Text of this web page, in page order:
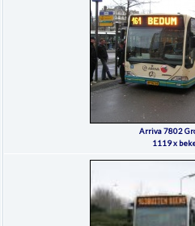
Arriva 7802
1119 x